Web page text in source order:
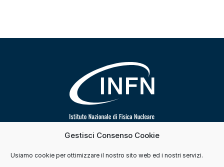
Gestisci Consenso Cookie
Usiamo cookie per ottimizzare il nostro sito web ed i nostri servizi.
Segui INFN su